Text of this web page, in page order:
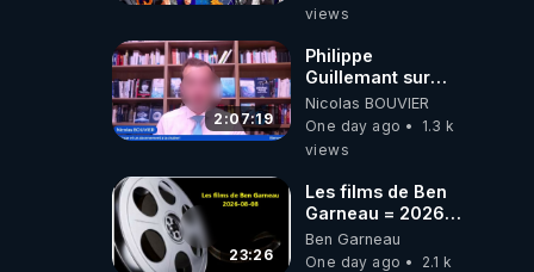
views
2:07:19
Philippe
Guillemant sur
l’IA, la conscience
et les OVNI
Nicolas BOUVIER
One day ago
1.3 k
views
23:26
Les films de Ben
Garneau = 2026-
08-08
Ben Garneau
One day ago
2.1 k